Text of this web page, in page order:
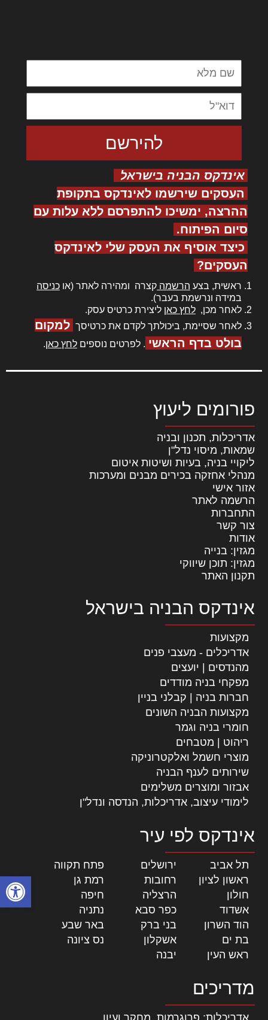
פתח
אינדקס הבניה בישראל
העסקים שירשמו לאינדקס בתקופת
ההרצה, ימשיכו להתפרסם ללא עלות עם
סיום הפיתוח.
כיצד אוסיף את העסק שלי לאינדקס
העסקים?
ראשית, בצע הרשמה קצרה ומהירה לאתר (או כניסה
במידה ונרשמת בעבר).
לאחר מכן, לחץ כאן ליצירת כרטיס עסק.
לאחר שסיימת, ביכולתך לקדם את כרטיסך למקום
בולט בדף הראשי . לפרטים נוספים לחץ כאן.
פורומים ליעוץ
אדריכלות, תכנון ובניה
שמאות, מיסוי נדל"ן
ליקויי בניה, בעיות ושיטות איטום
מנהלי אחזקה בכירים מבנים ומערכות
אזור אישי
הרשמה לאתר
התחברות
צור קשר
אודות
מגזין: בנייה
מגזין: תוכן שיווקי
תקנון האתר
אינדקס הבניה בישראל
מקצועות
אדריכלים - מעצבי פנים
מהנדסים | יועצים
מפקחי בניה מודדים
חברות בניה | קבלני בניין
מקצועות הבניה השונים
חומרי בניה וגמר
ריהוט | מטבחים
מוצרי חשמל ואלקטרוניקה
שירותים לענף הבניה
אבזור ומוצרים משלימים
לימודי עיצוב, אדריכלות, הנדסה ונדל"ן
אינדקס לפי עיר
תל אביב ירושלים פתח תקווה
ראשון לציון
רחובות רמת גן
חולון
הרצליה חיפה
אשדוד
כפר סבא נתניה
הוד השרון
בני ברק באר שבע
בת ים
אשקלון נס ציונה
ראש העין
יבנה
מדריכים
אדריכלות: פרוגרמות, מחקר ועיון